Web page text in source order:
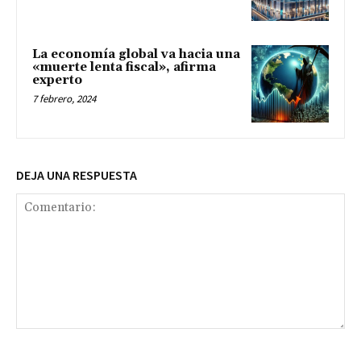
La economía global va hacia una
«muerte lenta fiscal», afirma
experto
7 febrero, 2024
DEJA UNA RESPUESTA